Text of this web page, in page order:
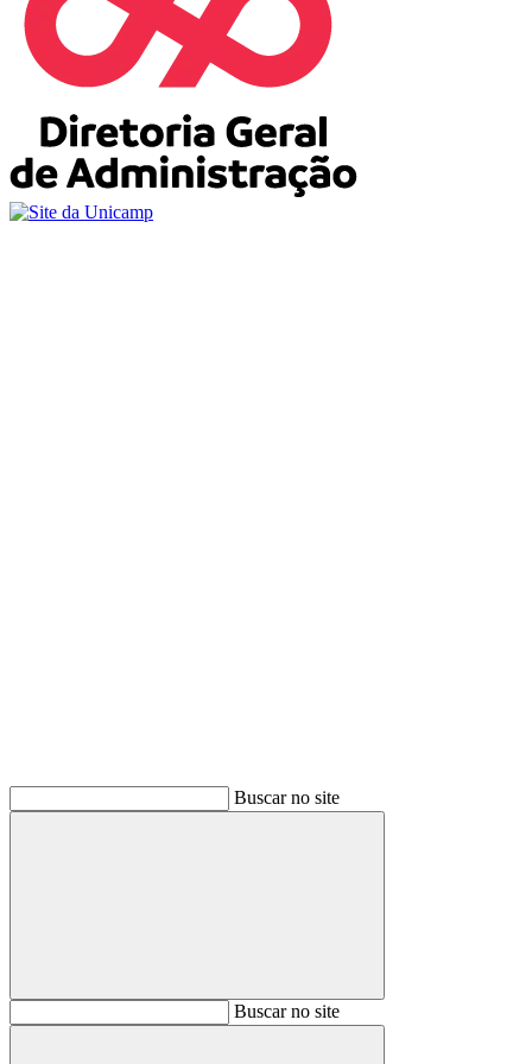
Buscar no site
BuscarBuscar no site